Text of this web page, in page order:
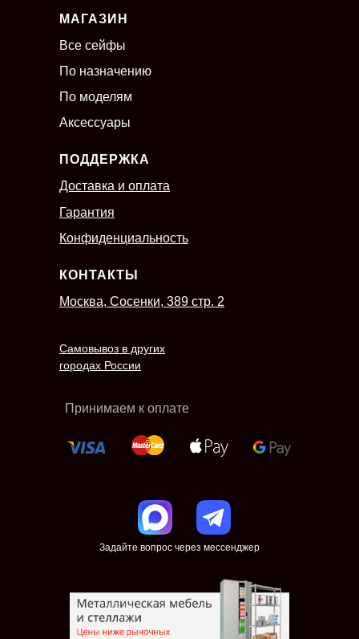
МАГАЗИН
Все сейфы
По назначению
По моделям
Аксессуары
ПОДДЕРЖКА
Гарантия
Конфиденциальность
КОНТАКТЫ
Самовывоз в других
городах России
Принимаем к оплате
Москва, Сосенки, 389 стр. 2
Доставка и оплата
Задайте вопрос через мессенджер